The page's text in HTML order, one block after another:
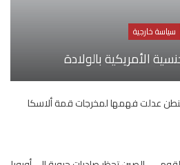
سياسة خارجية
الأمريكية بالولادة
عدلت فهمها لمخرجات قمة ألاسكا